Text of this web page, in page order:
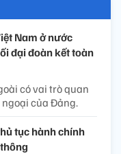
Nam ở nước
đại đoàn kết toàn
có vai trò quan
của Đảng.
tục hành chính